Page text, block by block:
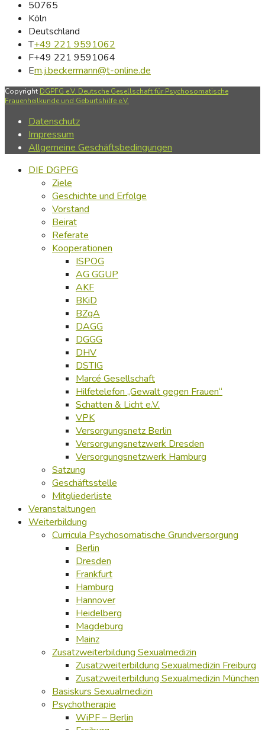
50765
Köln
Deutschland
T+49 221 9591062
F+49 221 9591064
Em.j.beckermann@t-online.de
Copyright DGPFG e.V. Deutsche Gesellschaft für Psychosomatische
Frauenheilkunde und Geburtshilfe e.V.
Datenschutz
Impressum
Allgemeine Geschäftsbedingungen
DIE DGPFG
Ziele
Geschichte und Erfolge
Vorstand
Beirat
Referate
Kooperationen
ISPOG
AG GGUP
AKF
BKiD
BZgA
DAGG
DGGG
DHV
DSTIG
Marcé Gesellschaft
Hilfetelefon „Gewalt gegen Frauen“
Schatten & Licht e.V.
VPK
Versorgungsnetz Berlin
Versorgungsnetzwerk Dresden
Versorgungsnetzwerk Hamburg
Satzung
Geschäftsstelle
Mitgliederliste
Veranstaltungen
Weiterbildung
Curricula Psychosomatische Grundversorgung
Berlin
Dresden
Frankfurt
Hamburg
Hannover
Heidelberg
Magdeburg
Mainz
Zusatzweiterbildung Sexualmedizin
Zusatzweiterbildung Sexualmedizin Freiburg
Zusatzweiterbildung Sexualmedizin München
Basiskurs Sexualmedizin
Psychotherapie
WiPF – Berlin